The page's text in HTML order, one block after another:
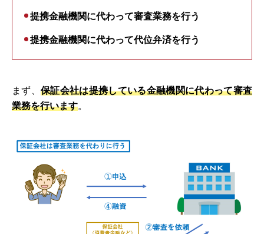
提携金融機関に代わって審査業務を行う
提携金融機関に代わって代位弁済を行う
まず、 保証会社は提携している金融機関に代わって審査
業務を行います。